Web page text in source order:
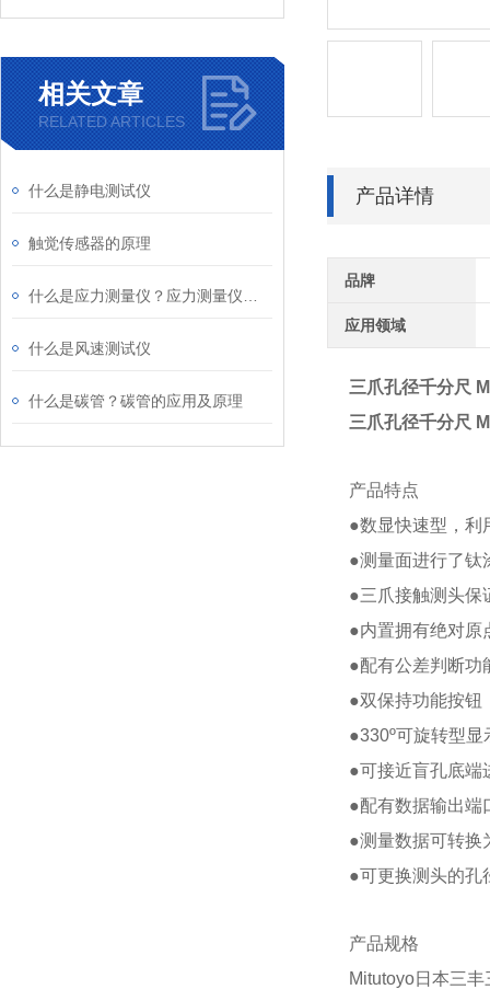
相关文章
RELATED ARTICLES
什么是静电测试仪
触觉传感器的原理
什么是风速测试仪
什么是碳管？碳管的应用及原理
产品详情
品牌
应用领域
三爪孔径千分尺
三爪孔径千分尺
产品特点
●数显快速型，利
●测量面进行了钛
●三爪接触测头保
●内置拥有绝对原
●配有公差判断功
●双保持功能按钮
●330º可旋转型
●可接近盲孔底端
●配有数据输出端
●测量数据可转换
●可更换测头的孔
产品规格
Mitutoyo日本三